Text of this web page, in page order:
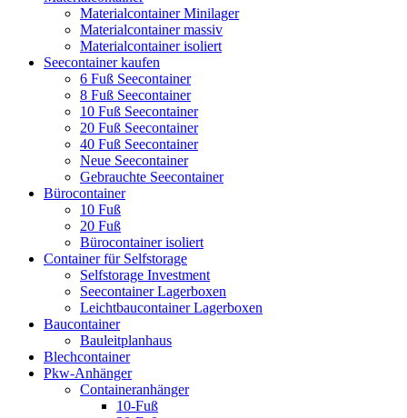
Materialcontainer Minilager
Materialcontainer massiv
Materialcontainer isoliert
Seecontainer kaufen
6 Fuß Seecontainer
8 Fuß Seecontainer
10 Fuß Seecontainer
20 Fuß Seecontainer
40 Fuß Seecontainer
Neue Seecontainer
Gebrauchte Seecontainer
Bürocontainer
10 Fuß
20 Fuß
Bürocontainer isoliert
Container für Selfstorage
Selfstorage Investment
Seecontainer Lagerboxen
Leichtbaucontainer Lagerboxen
Baucontainer
Bauleitplanhaus
Blechcontainer
Pkw-Anhänger
Containeranhänger
10-Fuß